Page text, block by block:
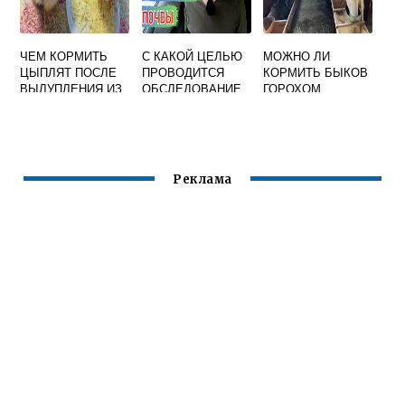
ЧЕМ КОРМИТЬ
ЦЫПЛЯТ ПОСЛЕ
ВЫЛУПЛЕНИЯ ИЗ
С КАКОЙ ЦЕЛЬЮ
ПРОВОДИТСЯ
ОБСЛЕДОВАНИЕ
МОЖНО ЛИ
КОРМИТЬ БЫКОВ
ГОРОХОМ
Реклама